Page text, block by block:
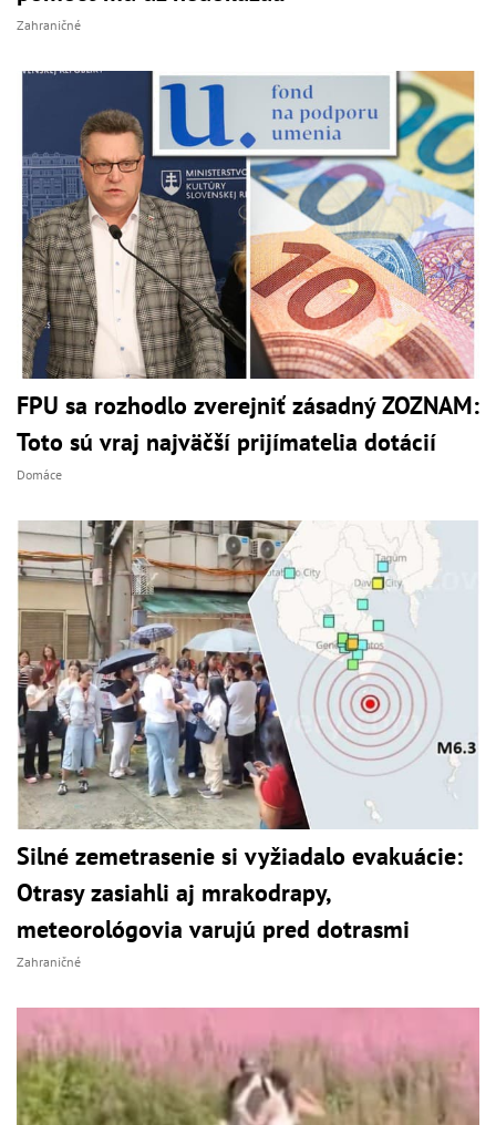
Zahraničné
FPU sa rozhodlo zverejniť zásadný ZOZNAM:
Toto sú vraj najväčší prijímatelia dotácií
Domáce
Silné zemetrasenie si vyžiadalo evakuácie:
Otrasy zasiahli aj mrakodrapy,
meteorológovia varujú pred dotrasmi
Zahraničné